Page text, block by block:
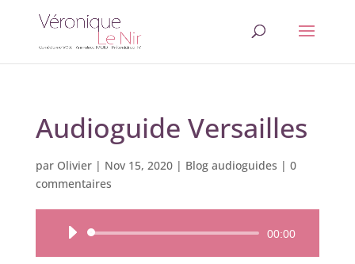
Audioguide Versailles
par Olivier| Nov 15, 2020| Blog audioguides | 0
commentaires
Lecteur
00:00